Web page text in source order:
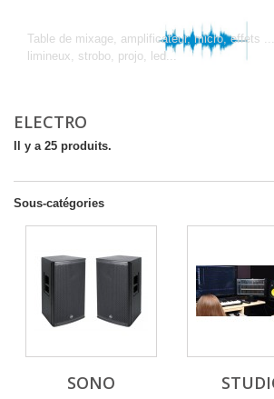
Table de mixage, amplificateur, micro, effets
limineux, strobo, projo, led...
ELECTRO
Il y a 25 produits.
Sous-catégories
SONO